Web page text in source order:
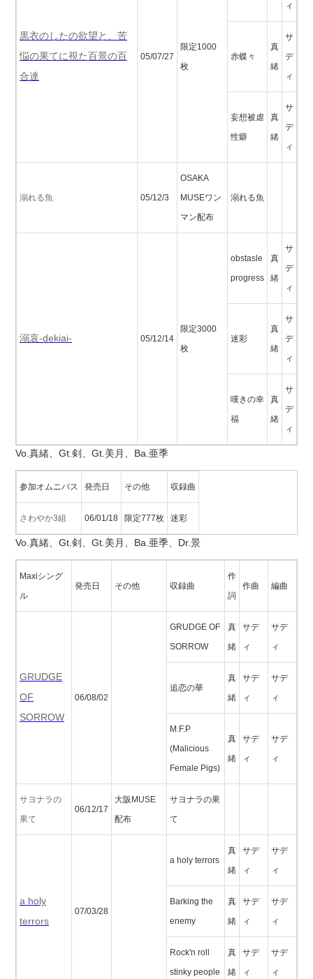
黒衣のしたの欲望と、苦
悩の果てに視た百景の百
合達
05/07/27
限定1000
枚
ィ
赤蝶々
真
緒
サ
デ
ィ
妄想被虐
性癖
真
緒
サ
デ
ィ
溺れる魚 05/12/3
OSAKA
MUSEワン
マン配布
溺れる魚
溺哀-dekiai- 05/12/14
限定3000
枚
obstasle
progress
真
緒
サ
デ
ィ
迷彩
真
緒
サ
デ
ィ
嘆きの幸
福
真
緒
サ
デ
ィ
Vo.真緒、Gt.剣、Gt.美月、Ba.亜季
参加オムニバス 発売日 その他 収録曲
さわやか3組 06/01/18 限定777枚 迷彩
Vo.真緒、Gt.剣、Gt.美月、Ba.亜季、Dr.景
Maxiシング
ル
発売日 その他 収録曲
作
詞
作曲 編曲
GRUDGE
OF
SORROW
06/08/02
GRUDGE OF
SORROW
真
緒
サデ
ィ
サデ
ィ
追恋の華
真
緒
サデ
ィ
サデ
ィ
M.F.P
(Malicious
Female Pigs)
真
緒
サデ
ィ
サデ
ィ
サヨナラの
果て
06/12/17
大阪MUSE
配布
サヨナラの果
て
a holy
terrors
07/03/28
a holy terrors
真
緒
サデ
ィ
サデ
ィ
Barking the
enemy
真
緒
サデ
ィ
サデ
ィ
Rock'n roll
stinky people
真
緒
サデ
ィ
サデ
ィ